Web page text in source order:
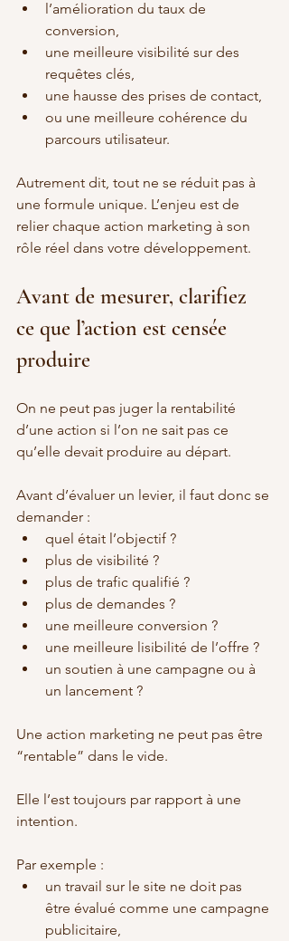
l’amélioration du taux de
conversion,
une meilleure visibilité sur des
requêtes clés,
une hausse des prises de contact,
ou une meilleure cohérence du
parcours utilisateur.
Autrement dit, tout ne se réduit pas à
une formule unique. L’enjeu est de
relier chaque action marketing à son
rôle réel dans votre développement.
Avant de mesurer, clarifiez
ce que l’action est censée
produire
On ne peut pas juger la rentabilité
d’une action si l’on ne sait pas ce
qu’elle devait produire au départ.
Avant d’évaluer un levier, il faut donc se
demander :
quel était l’objectif ?
plus de visibilité ?
plus de trafic qualifié ?
plus de demandes ?
une meilleure conversion ?
une meilleure lisibilité de l’offre ?
un soutien à une campagne ou à
un lancement ?
Une action marketing ne peut pas être
“rentable” dans le vide.
Elle l’est toujours par rapport à une
intention.
Par exemple :
un travail sur le site ne doit pas
être évalué comme une campagne
publicitaire,